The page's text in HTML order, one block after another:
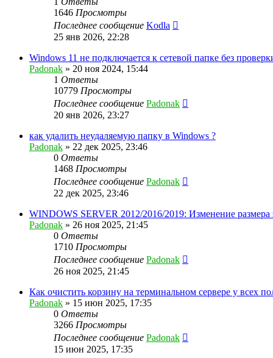
1646 Просмотры
Последнее сообщение Kodla
25 янв 2026, 22:28
Windows 11 не подключается к сетевой папке без
Padonak » 20 ноя 2024, 15:44
1 Ответы
10779 Просмотры
Последнее сообщение Padonak
20 янв 2026, 23:27
как удалить неудаляемую папку в Windows ?
Padonak » 22 дек 2025, 23:46
0 Ответы
1468 Просмотры
Последнее сообщение Padonak
22 дек 2025, 23:46
WINDOWS SERVER 2012/2016/2019: Изменение
Padonak » 26 ноя 2025, 21:45
0 Ответы
1710 Просмотры
Последнее сообщение Padonak
26 ноя 2025, 21:45
Как очистить корзину на терминальном сервере у всех
Padonak » 15 июн 2025, 17:35
0 Ответы
3266 Просмотры
Последнее сообщение Padonak
15 июн 2025, 17:35